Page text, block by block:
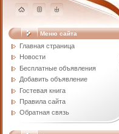
Меню сайта
Главная страница
Новости
Бесплатные объявления
Добавить объявление
Гостевая книга
Правила сайта
Обратная связь